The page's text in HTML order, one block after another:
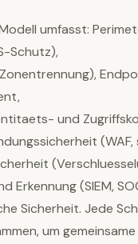
umfasst:
Schutz),
und
Erkennung (SIEM,
Sicherheit. Jede
um gemeinsame